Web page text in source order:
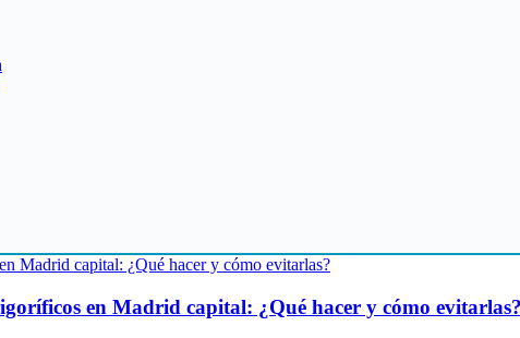
en Madrid capital: ¿Qué hacer y cómo evitarlas?